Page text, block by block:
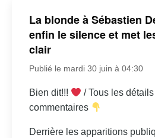
La blonde à Sébastien
enfin le silence et met
clair
Publié le mardi 30 juin à 04:30
Bien dit!!!
/ Tous les
commentaires
Derrière les apparitions